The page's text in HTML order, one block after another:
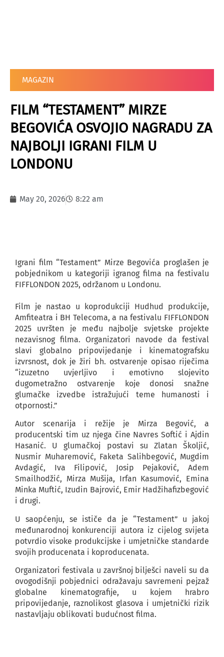
MAGAZIN
FILM “TESTAMENT” MIRZE
BEGOVIĆA OSVOJIO NAGRADU ZA
NAJBOLJI IGRANI FILM U
LONDONU
May 20, 2026 8:22 am
Igrani film “Testament” Mirze Begovića proglašen je
pobjednikom u kategoriji igranog filma na festivalu
FIFFLONDON 2025, održanom u Londonu.
Film je nastao u koprodukciji Hudhud produkcije,
Amfiteatra i BH Telecoma, a na festivalu FIFFLONDON
2025 uvršten je među najbolje svjetske projekte
nezavisnog filma. Organizatori navode da festival
slavi globalno pripovijedanje i kinematografsku
izvrsnost, dok je žiri bh. ostvarenje opisao riječima
“izuzetno uvjerljivo i emotivno slojevito
dugometražno ostvarenje koje donosi snažne
glumačke izvedbe istražujući teme humanosti i
otpornosti.”
Autor scenarija i režije je Mirza Begović, a
producentski tim uz njega čine Navres Softić i Ajdin
Hasanić. U glumačkoj postavi su Zlatan Školjić,
Nusmir Muharemović, Faketa Salihbegović, Mugdim
Avdagić, Iva Filipović, Josip Pejaković, Adem
Smailhodžić, Mirza Mušija, Irfan Kasumović, Emina
Minka Muftić, Izudin Bajrović, Emir Hadžihafizbegović
i drugi.
U saopćenju, se ističe da je “Testament” u jakoj
međunarodnoj konkurenciji autora iz cijelog svijeta
potvrdio visoke produkcijske i umjetničke standarde
svojih producenata i koproducenata.
Organizatori festivala u završnoj bilješci naveli su da
ovogodišnji pobjednici odražavaju savremeni pejzaž
globalne kinematografije, u kojem hrabro
pripovijedanje, raznolikost glasova i umjetnički rizik
nastavljaju oblikovati budućnost filma.